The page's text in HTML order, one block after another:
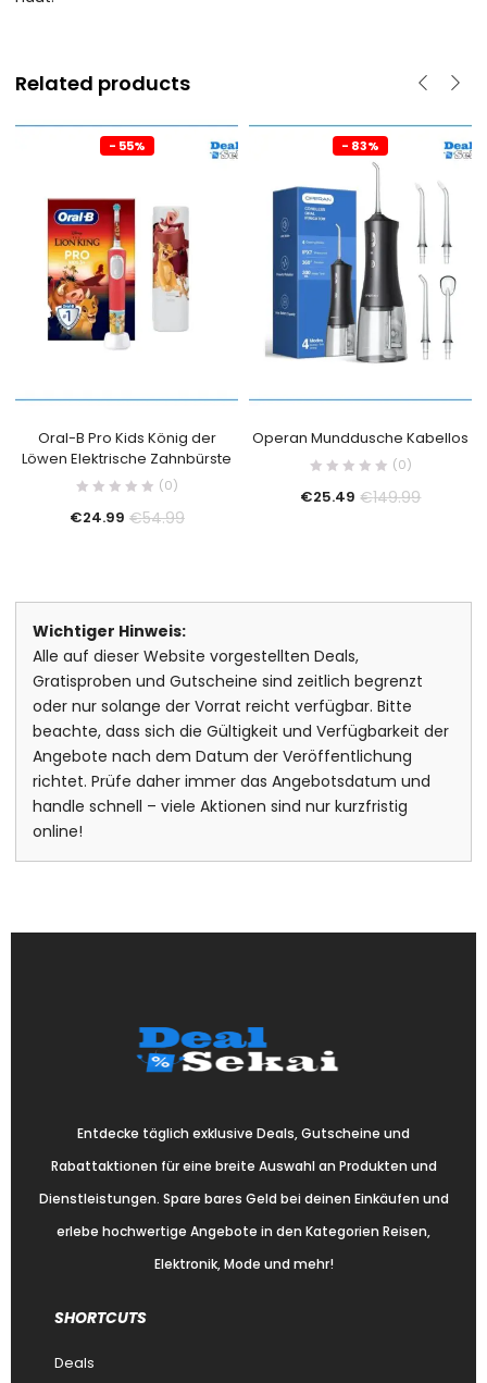
Related products
- 55%
Oral-B Pro Kids König der
Löwen Elektrische Zahnbürste
(0)
€24.99 €54.99
- 83%
Operan Munddusche Kabellos
(0)
€25.49 €149.99
Wichtiger Hinweis:
Alle auf dieser Website vorgestellten Deals,
Gratisproben und Gutscheine sind zeitlich begrenzt
oder nur solange der Vorrat reicht verfügbar. Bitte
beachte, dass sich die Gültigkeit und Verfügbarkeit der
Angebote nach dem Datum der Veröffentlichung
richtet. Prüfe daher immer das Angebotsdatum und
handle schnell – viele Aktionen sind nur kurzfristig
online!
Entdecke täglich exklusive Deals, Gutscheine und
Rabattaktionen für eine breite Auswahl an Produkten und
Dienstleistungen. Spare bares Geld bei deinen Einkäufen und
erlebe hochwertige Angebote in den Kategorien Reisen,
Elektronik, Mode und mehr!
SHORTCUTS
Deals